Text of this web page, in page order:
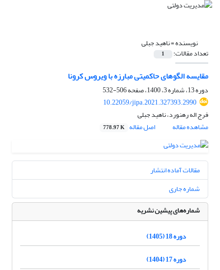
نویسنده =ناهید جبلی
تعداد مقالات: 1
مقایسه الگوهای حاکمیتی مبارزه با ویروس کرونا
دوره 13، شماره 3، 1400، صفحه
506-532
10.22059/jipa.2021.327393.2990
فرج اله رهنورد، ناهید جبلی
مشاهده مقاله
اصل مقاله 778.97 K
مقالات آماده انتشار
شماره جاری
شماره‌های پیشین نشریه
دوره 18 (1405)
دوره 17 (1404)